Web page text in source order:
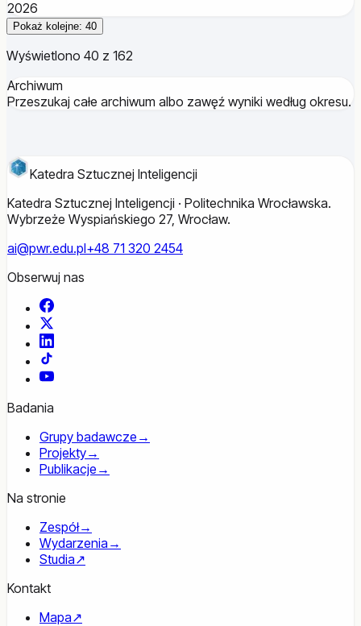
2026
Pokaż kolejne: 40
Wyświetlono 40 z 162
Archiwum
Przeszukaj całe archiwum albo zawęź wyniki według okresu.
Katedra Sztucznej Inteligencji
Katedra Sztucznej Inteligencji · Politechnika Wrocławska.
Wybrzeże Wyspiańskiego 27, Wrocław.
ai@pwr.edu.pl+48 71 320 2454
Obserwuj nas
Facebook
YouTube
Badania
Grupy badawcze →
Projekty→
Publikacje →
Na stronie
Zespół→
Wydarzenia →
Studia↗
Kontakt
Mapa↗